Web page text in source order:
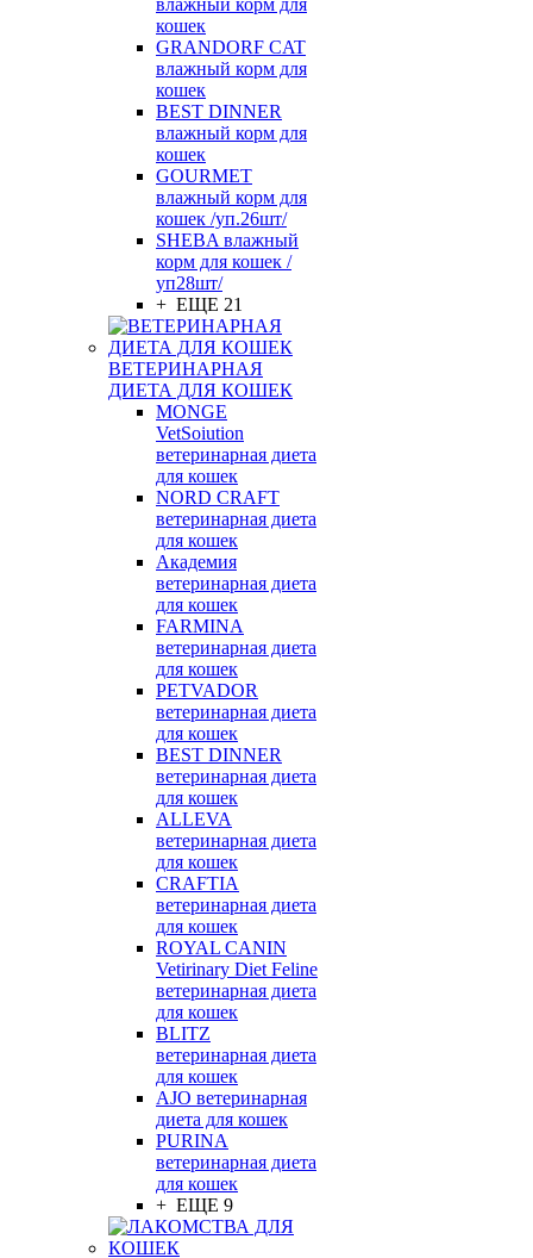
влажный корм для
кошек
GRANDORF CAT
влажный корм для
кошек
BEST DINNER
влажный корм для
кошек
GOURMET
влажный корм для
кошек /уп.26шт/
SHEBA влажный
корм для кошек /
уп28шт/
+ ЕЩЕ 21
ВЕТЕРИНАРНАЯ
ДИЕТА ДЛЯ КОШЕК
MONGE
VetSoiution
ветеринарная диета
для кошек
NORD CRAFT
ветеринарная диета
для кошек
Академия
ветеринарная диета
для кошек
FARMINA
ветеринарная диета
для кошек
PETVADOR
ветеринарная диета
для кошек
BEST DINNER
ветеринарная диета
для кошек
ALLEVA
ветеринарная диета
для кошек
CRAFTIA
ветеринарная диета
для кошек
ROYAL CANIN
Vetirinary Diet Feline
ветеринарная диета
для кошек
BLITZ
ветеринарная диета
для кошек
AJO ветеринарная
диета для кошек
PURINA
ветеринарная диета
для кошек
+ ЕЩЕ 9